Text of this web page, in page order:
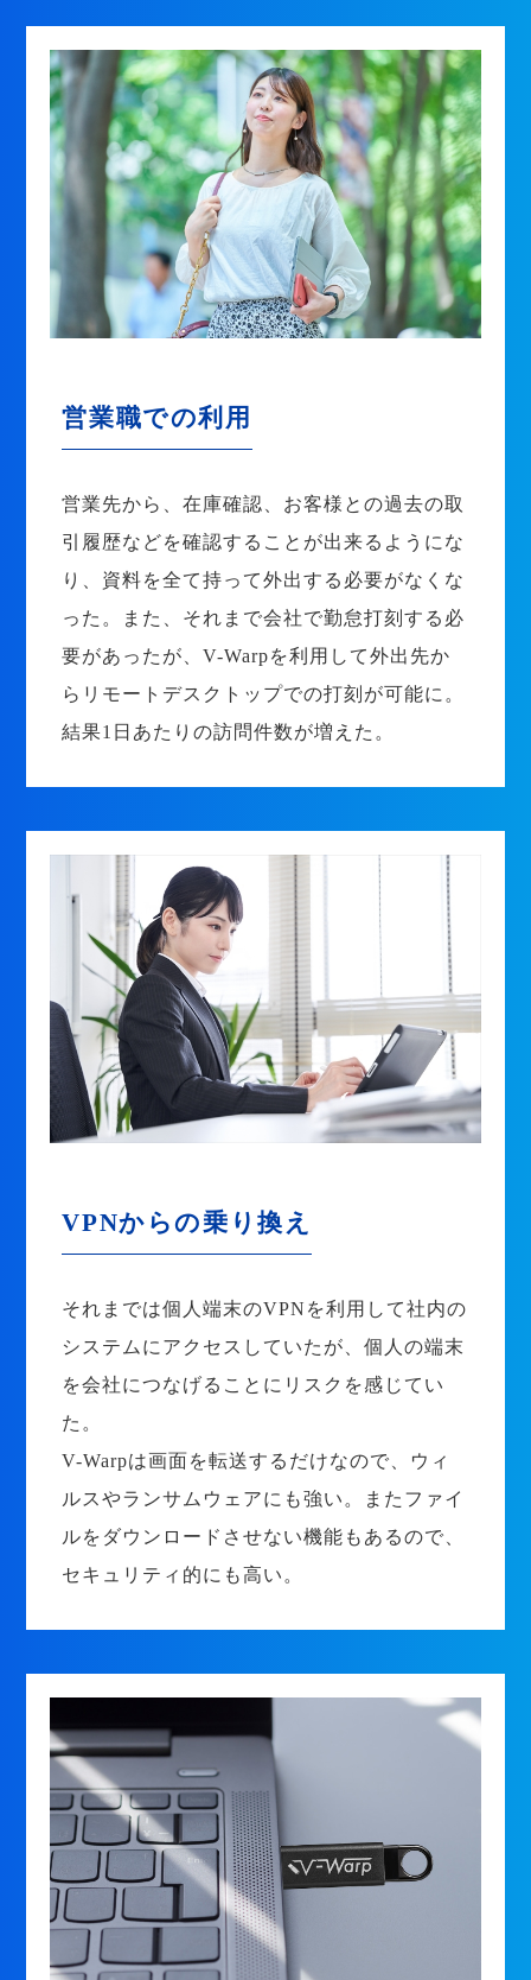
営業職での利用
営業先から、在庫確認、お客様との過去の取
引履歴などを確認することが出来るようにな
り、資料を全て持って外出する必要がなくな
った。また、それまで会社で勤怠打刻する必
要があったが、V-Warpを利用して外出先か
らリモートデスクトップでの打刻が可能に。
結果1日あたりの訪問件数が増えた。
VPNからの乗り換え
それまでは個人端末のVPNを利用して社内の
システムにアクセスしていたが、個人の端末
を会社につなげることにリスクを感じてい
た。
V-Warpは画面を転送するだけなので、ウィ
ルスやランサムウェアにも強い。またファイ
ルをダウンロードさせない機能もあるので、
セキュリティ的にも高い。